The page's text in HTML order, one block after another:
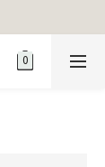
行李吊牌
行李吊牌